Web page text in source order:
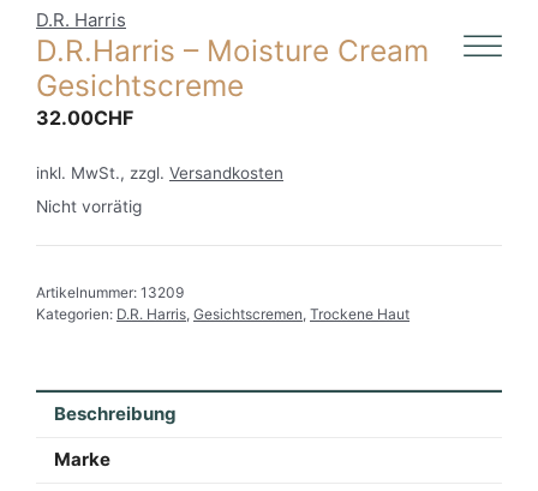
D.R. Harris
D.R.Harris – Moisture Cream
Gesichtscreme
32.00CHF
inkl. MwSt., zzgl. Versandkosten
Nicht vorrätig
Artikelnummer: 13209
Kategorien: D.R. Harris, Gesichtscremen, Trockene Haut
Beschreibung
Marke